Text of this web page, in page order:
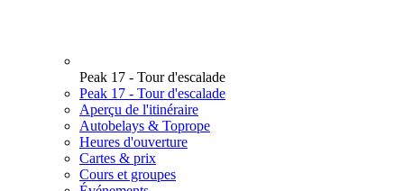
Peak 17 - Tour d'escalade
Peak 17 - Tour d'escalade
Aperçu de l'itinéraire
Autobelays & Toprope
Heures d'ouverture
Cartes & prix
Cours et groupes